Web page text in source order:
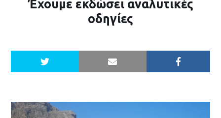
Έχουμε εκδώσει αναλυτικές
οδηγίες